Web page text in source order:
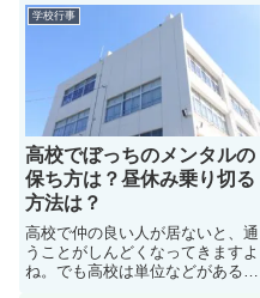
ますよね。そこで、このページで
は「高校でぼっちのイケメンはな
ぜいるのか？」についての疑問を
解決しています。ぼっちイケメン
の理由やぼっちイケメンの特徴に
ついても解説しています。
学校行事
高校でぼっちのメンタルの
保ち方は？昼休み乗り切る
方法は？
高校で仲の良い人が居ないと、通
うことがしんどくなってきますよ
ね。でも高校は単位などがあるの